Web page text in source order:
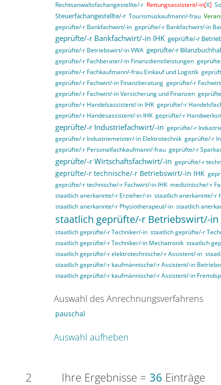
Rechtsanwaltsfachangestellte/-r Rettungsassistent/-in[X]
Steuerfachangestellte/-r Tourismuskaufmann/-frau
geprüfte/-r Bankfachwirt/-in geprüfte/-r Bankfachwirt/-in
geprüfte/-r Bankfachwirt/-in IHK geprüfte/-r
geprüfte/-r Betriebswirt/-in VWA geprüfte/-r
geprüfte/-r Fachberater/-in Finanzdienstleistungen
geprüfte/-r Fachkaufmann/-frau Einkauf und Logistik
geprüfte/-r Fachwirt/-in Finanzberatung geprüfte/-r
geprüfte/-r Fachwirt/-in Versicherung und Finanzen
geprüfte/-r Handelsassistent/-in IHK geprüfte/-r
geprüfte/-r Handesassistent/-in IHK geprüfte/-r
geprüfte/-r Industriefachwirt/-in geprüfte/-r
geprüfte/-r Industriemeister/-in Elektrotechnik geprüfte/-r
geprüfte/-r Personalfachkaufmann/-frau geprüfte/-r
geprüfte/-r Wirtschaftsfachwirt/-in geprüfte/-r
geprüfte/-r technische/-r Betriebswirt/-in IHK
geprüfte/-r technische/-r Fachwirt/-in IHK medizinische/-r
staatlich anerkannte/-r Erzieher/-in staatlich anerkannte/-r
staatlich anerkannte/-r Physiotherapeut/-in staatlich
staatlich geprüfte/-r Betriebswirt/-in
staatlich geprüfte/-r Techniker/-in staatlich geprüfte/-r
staatlich geprüfte/-r Techniker/-in Mechatronik staatlich
staatlich geprüfte/-r elektrotechnische/-r Assistent/-in
staatlich geprüfte/-r kaufmännische/-r Assistent/-in
staatlich geprüfte/-r kaufmännische/-r Assistent/-in
Auswahl des Anrechnungsverfahrens
pauschal
Auswahl aufheben
2 Ihre Ergebnisse = 36 Einträge